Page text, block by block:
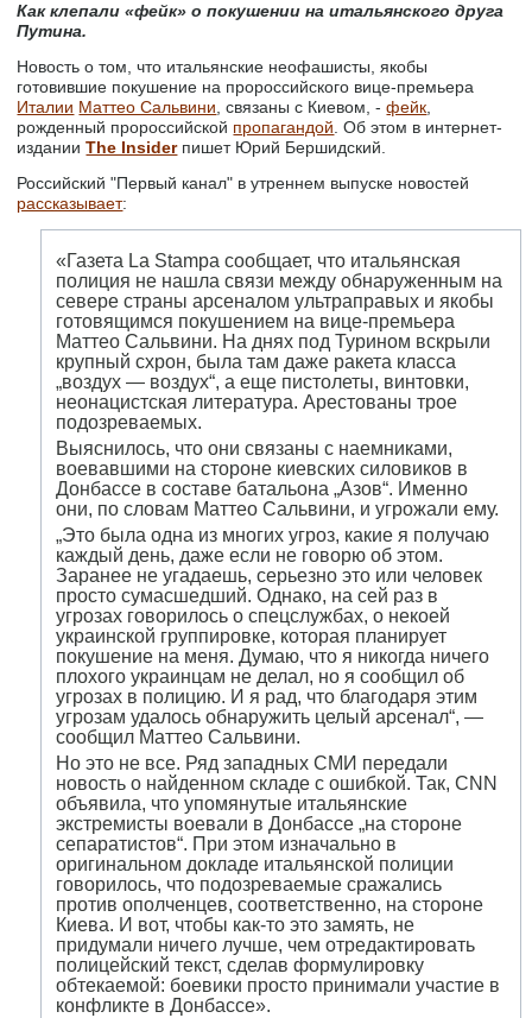
Как клепали «фейк» о покушении на итальянского друга
Путина.
Новость о том, что итальянские неофашисты, якобы
готовившие покушение на пророссийского вице-премьера
Италии Маттео Сальвини, связаны с Киевом, -фейк,
рожденный пророссийской пропагандой. Об этом в интернет-
изданииThe Insiderпишет Юрий Бершидский.
Российский "Первый канал" в утреннем выпуске новостей
рассказывает:
«Газета La Stampa сообщает, что итальянская
полиция не нашла связи между обнаруженным на
севере страны арсеналом ультраправых и якобы
готовящимся покушением на вице-премьера
Маттео Сальвини. На днях под Турином вскрыли
крупный схрон, была там даже ракета класса
„воздух — воздух“, а еще пистолеты, винтовки,
неонацистская литература. Арестованы трое
подозреваемых.
Выяснилось, что они связаны с наемниками,
воевавшими на стороне киевских силовиков в
Донбассе в составе батальона „Азов“. Именно
они, по словам Маттео Сальвини, и угрожали ему.
„Это была одна из многих угроз, какие я получаю
каждый день, даже если не говорю об этом.
Заранее не угадаешь, серьезно это или человек
просто сумасшедший. Однако, на сей раз в
угрозах говорилось о спецслужбах, о некоей
украинской группировке, которая планирует
покушение на меня. Думаю, что я никогда ничего
плохого украинцам не делал, но я сообщил об
угрозах в полицию. И я рад, что благодаря этим
угрозам удалось обнаружить целый арсенал“, —
сообщил Маттео Сальвини.
Но это не все. Ряд западных СМИ передали
новость о найденном складе с ошибкой. Так, CNN
объявила, что упомянутые итальянские
экстремисты воевали в Донбассе „на стороне
сепаратистов“. При этом изначально в
оригинальном докладе итальянской полиции
говорилось, что подозреваемые сражались
против ополченцев, соответственно, на стороне
Киева. И вот, чтобы как-то это замять, не
придумали ничего лучше, чем отредактировать
полицейский текст, сделав формулировку
обтекаемой: боевики просто принимали участие в
конфликте в Донбассе».